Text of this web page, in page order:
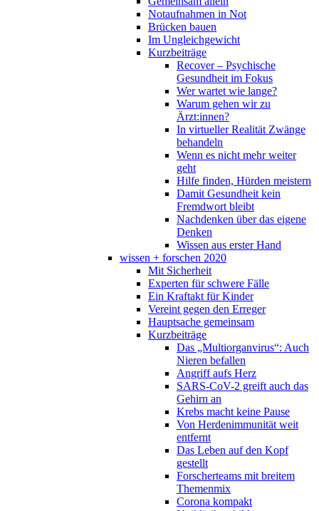
Notaufnahmen in Not
Brücken bauen
Im Ungleichgewicht
Kurzbeiträge
Recover – Psychische
Gesundheit im Fokus
Wer wartet wie lange?
Warum gehen wir zu
Ärzt:innen?
In virtueller Realität Zwänge
behandeln
Wenn es nicht mehr weiter
geht
Hilfe finden, Hürden meistern
Damit Gesundheit kein
Fremdwort bleibt
Nachdenken über das eigene
Denken
Wissen aus erster Hand
wissen + forschen 2020
Mit Sicherheit
Experten für schwere Fälle
Ein Kraftakt für Kinder
Vereint gegen den Erreger
Hauptsache gemeinsam
Kurzbeiträge
Das „Multiorganvirus“: Auch
Nieren befallen
Angriff aufs Herz
SARS-CoV-2 greift auch das
Gehirn an
Krebs macht keine Pause
Von Herdenimmunität weit
entfernt
Das Leben auf den Kopf
gestellt
Forscherteams mit breitem
Themenmix
Corona kompakt